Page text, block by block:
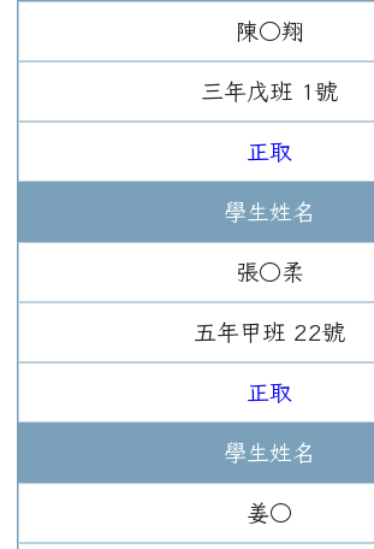
陳○翔
三年 戊班 1 號
正取
學生姓名
張○柔
五年 甲班 22號
正取
學生姓名
姜○